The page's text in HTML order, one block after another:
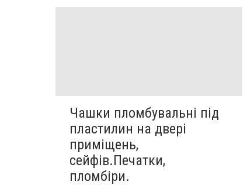
Чашки пломбувальні під
пластилин на двері
приміщень,
сейфів.Печатки,
пломбіри.